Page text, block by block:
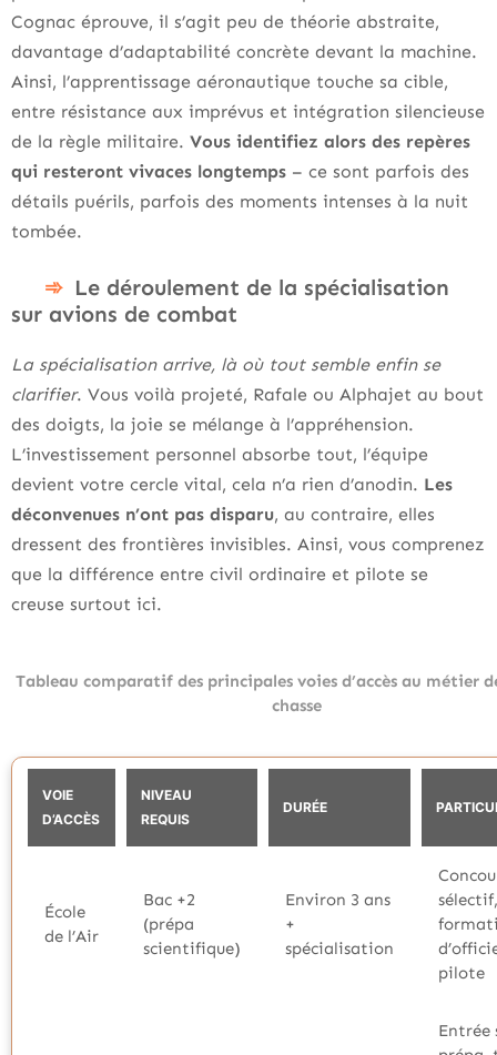
Cognac éprouve, il s’agit peu de théorie abstraite,
davantage d’adaptabilité concrète devant la machine.
Ainsi, l’apprentissage aéronautique touche sa cible,
entre résistance aux imprévus et intégration silencieuse
de la règle militaire. Vous identifiez alors des repères
qui resteront vivaces longtemps – ce sont parfois des
détails puérils, parfois des moments intenses à la nuit
tombée.
Le déroulement de la spécialisation
sur avions de combat
La spécialisation arrive, là où tout semble enfin se
clarifier. Vous voilà projeté, Rafale ou Alphajet au bout
des doigts, la joie se mélange à l’appréhension.
L’investissement personnel absorbe tout, l’équipe
devient votre cercle vital, cela n’a rien d’anodin. Les
déconvenues n’ont pas disparu, au contraire, elles
dressent des frontières invisibles. Ainsi, vous comprenez
que la différence entre civil ordinaire et pilote se
creuse surtout ici.
Tableau comparatif des principales voies d’accès au métier
chasse
VOIE
D’ACCÈS
NIVEAU
REQUIS
DURÉE
École
de l’Air
Bac +2
(prépa
scientifique)
Environ 3 ans
+
spécialisation
sélectif,
pilote
Entrée